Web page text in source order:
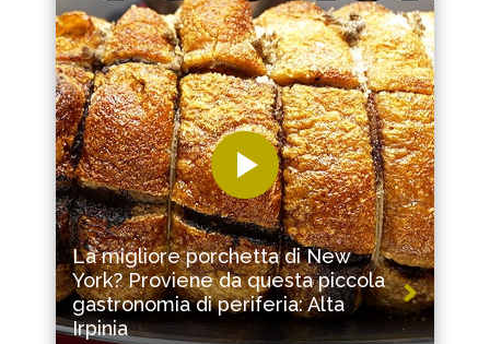
La migliore porchetta di New
York? Proviene da questa piccola
gastronomia di periferia: Alta
Irpinia